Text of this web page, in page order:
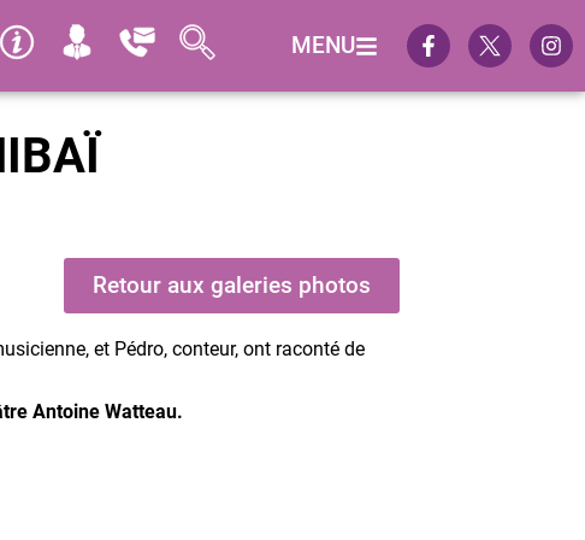
MENU
Retour aux galeries photos
et Pédro, conteur, ont raconté de
Antoine Watteau.